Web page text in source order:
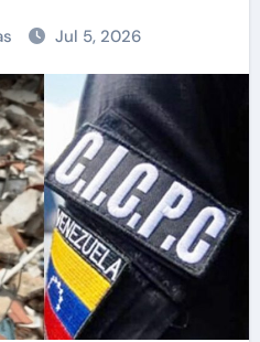
Jul 5, 2026